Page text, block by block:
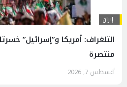
إيران
التلغراف: أمريكا و”إسرائيل”
منتصرة
أغسطس 7, 2026